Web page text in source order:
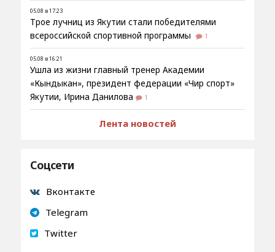
05.08 в 17:23
Трое лучниц из Якутии стали победителями
всероссийской спортивной программы
1
05.08 в 16:21
Ушла из жизни главный тренер Академии
«Кындыкан», президент федерации «Чир спорт»
Якутии, Ирина Данилова
1
Лента новостей
Соцсети
Вконтакте
Telegram
Twitter